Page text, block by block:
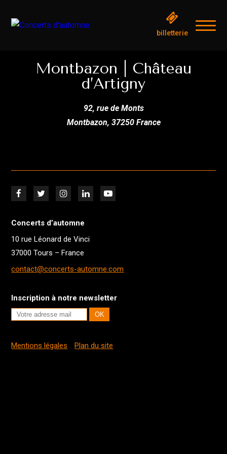
billetterie
Montbazon | Château
d’Artigny
92, rue de Monts
Montbazon, 37250 France
Concerts d’automne
10 rue Léonard de Vinci
37000 Tours – France
contact@concerts-automne.com
Inscription à notre newsletter
Mentions légales Plan du site